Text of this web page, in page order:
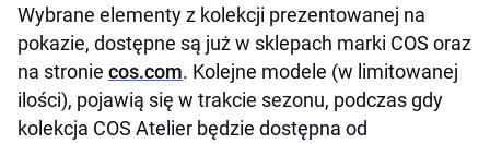
Wybrane elementy z kolekcji prezentowanej na
pokazie, dostępne są już w sklepach marki COS oraz
na stronie cos.com. Kolejne modele (w limitowanej
ilości), pojawią się w trakcie sezonu, podczas gdy
kolekcja COS Atelier będzie dostępna od